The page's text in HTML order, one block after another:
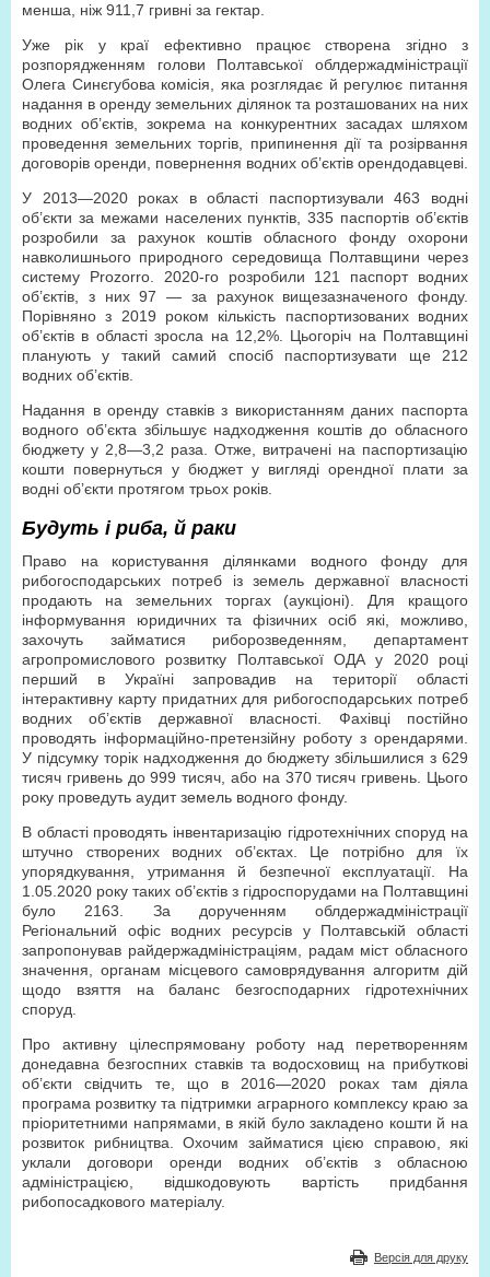
менша, ніж 911,7 гривні за гектар.
Уже рік у краї ефективно працює створена згідно з
розпорядженням голови Полтавської облдержадміністрації
Олега Синєгубова комісія, яка розглядає й регулює питання
надання в оренду земельних ділянок та розташованих на них
водних об’єктів, зокрема на конкурентних засадах шляхом
проведення земельних торгів, припинення дії та розірвання
договорів оренди, повернення водних об’єктів орендодавцеві.
У 2013—2020 роках в області паспортизували 463 водні
об’єкти за межами населених пунктів, 335 паспортів об’єктів
розробили за рахунок коштів обласного фонду охорони
навколишнього природного середовища Полтавщини через
систему Prozorro. 2020-го розробили 121 паспорт водних
об’єктів, з них 97 — за рахунок вищезазначеного фонду.
Порівняно з 2019 роком кількість паспортизованих водних
об’єктів в області зросла на 12,2%. Цьогоріч на Полтавщині
планують у такий самий спосіб паспортизувати ще 212
водних об’єктів.
Надання в оренду ставків з використанням даних паспорта
водного об’єкта збільшує надходження коштів до обласного
бюджету у 2,8—3,2 раза. Отже, витрачені на паспортизацію
кошти повернуться у бюджет у вигляді орендної плати за
водні об’єкти протягом трьох років.
Будуть і риба, й раки
Право на користування ділянками водного фонду для
рибогосподарських потреб із земель державної власності
продають на земельних торгах (аукціоні). Для кращого
інформування юридичних та фізичних осіб які, можливо,
захочуть займатися риборозведенням, департамент
агропромислового розвитку Полтавської ОДА у 2020 році
перший в Україні запровадив на території області
інтерактивну карту придатних для рибогосподарських потреб
водних об’єктів державної власності. Фахівці постійно
проводять інформаційно-претензійну роботу з орендарями.
У підсумку торік надходження до бюджету збільшилися з 629
тисяч гривень до 999 тисяч, або на 370 тисяч гривень. Цього
року проведуть аудит земель водного фонду.
В області проводять інвентаризацію гідротехнічних споруд на
штучно створених водних об’єктах. Це потрібно для їх
упорядкування, утримання й безпечної експлуатації. На
1.05.2020 року таких об’єктів з гідроспорудами на Полтавщині
було 2163. За дорученням облдержадміністрації
Регіональний офіс водних ресурсів у Полтавській області
запропонував райдержадміністраціям, радам міст обласного
значення, органам місцевого самоврядування алгоритм дій
щодо взяття на баланс безгосподарних гідротехнічних
споруд.
Про активну цілеспрямовану роботу над перетворенням
донедавна безгоспних ставків та водосховищ на прибуткові
об’єкти свідчить те, що в 2016—2020 роках там діяла
програма розвитку та підтримки аграрного комплексу краю за
пріоритетними напрямами, в якій було закладено кошти й на
розвиток рибництва. Охочим займатися цією справою, які
уклали договори оренди водних об’єктів з обласною
адміністрацією, відшкодовують вартість придбання
рибопосадкового матеріалу.
Версія для друку